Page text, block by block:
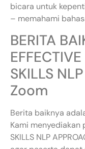
bicara untuk
– memahami
BERITA
SKILLS
Zoom
Berita baiknya
Kami menyediakan
SKILLS NLP